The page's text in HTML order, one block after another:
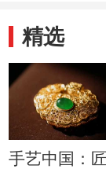
精选
手艺中国：